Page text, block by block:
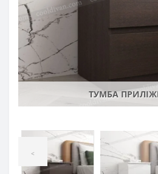
ТУМБА
<